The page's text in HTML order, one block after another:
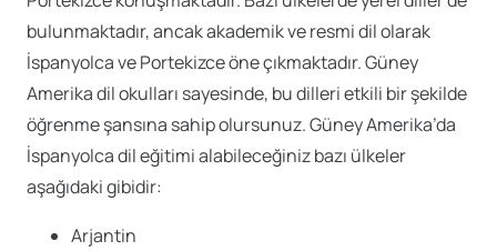
bulunmaktadır, ancak akademik ve resmi dil olarak
İspanyolca ve Portekizce öne çıkmaktadır. Güney
Amerika dil okulları sayesinde, bu dilleri etkili bir şekilde
öğrenme şansına sahip olursunuz. Güney Amerika’da
İspanyolca dil eğitimi alabileceğiniz bazı ülkeler
aşağıdaki gibidir:
Arjantin